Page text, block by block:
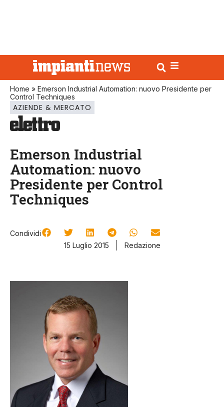
Home » Emerson Industrial Automation: nuovo Presidente per
Control Techniques
AZIENDE & MERCATO
Emerson Industrial
Automation: nuovo
Presidente per Control
Techniques
Condividi
15 Luglio 2015
Redazione